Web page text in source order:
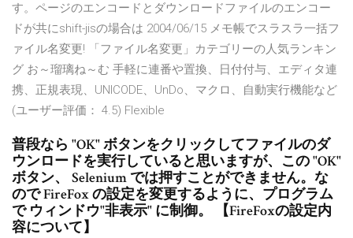
す。ページのエンコードとダウンロードファイルのエンコー
ドが共にshift-jisの場合は 2004/06/15 メモ帳でスラスラ一括フ
ァイル名変更! 「ファイル名変更」カテゴリーの人気ランキン
グ お～瑠璃ね～む 手軽に連番や置換、日付付与、エディタ連
携、正規表現、UNICODE、UnDo、マクロ、自動実行機能など
(ユーザー評価： 4.5) Flexible
普段なら "OK" ボタンをクリックしてファイルのダ
ウンロードを実行していると思いますが、この "OK"
ボタン、 Selenium では押すことができません。な
ので FireFox の設定を変更するように、プログラム
で ウィンドウ"非表示" に制御。 【FireFoxの設定内
容について】